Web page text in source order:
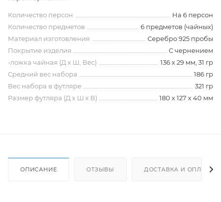
Количество персон
На 6 персон
Количество предметов
6 предметов (чайных)
Материал изготовления
Серебро 925 пробы
Покрытие изделия
С чернением
-ложка чайная (Д х Ш, Вес)
136 х 29 мм, 31 гр
Средний вес набора
186 гр
Вес набора в футляре
321 гр
Размер футляра (Д х Ш х В)
180 х 127 х 40 мм
ОПИСАНИЕ ОТЗЫВЫ ДОСТАВКА И ОПЛАТА